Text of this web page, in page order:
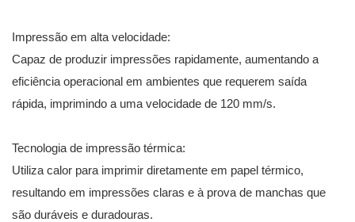
Impressão em alta velocidade:
Capaz de produzir impressões rapidamente, aumentando a
eficiência operacional em ambientes que requerem saída
rápida, imprimindo a uma velocidade de 120 mm/s.
Tecnologia de impressão térmica:
Utiliza calor para imprimir diretamente em papel térmico,
resultando em impressões claras e à prova de manchas que
são duráveis ​​e duradouras.